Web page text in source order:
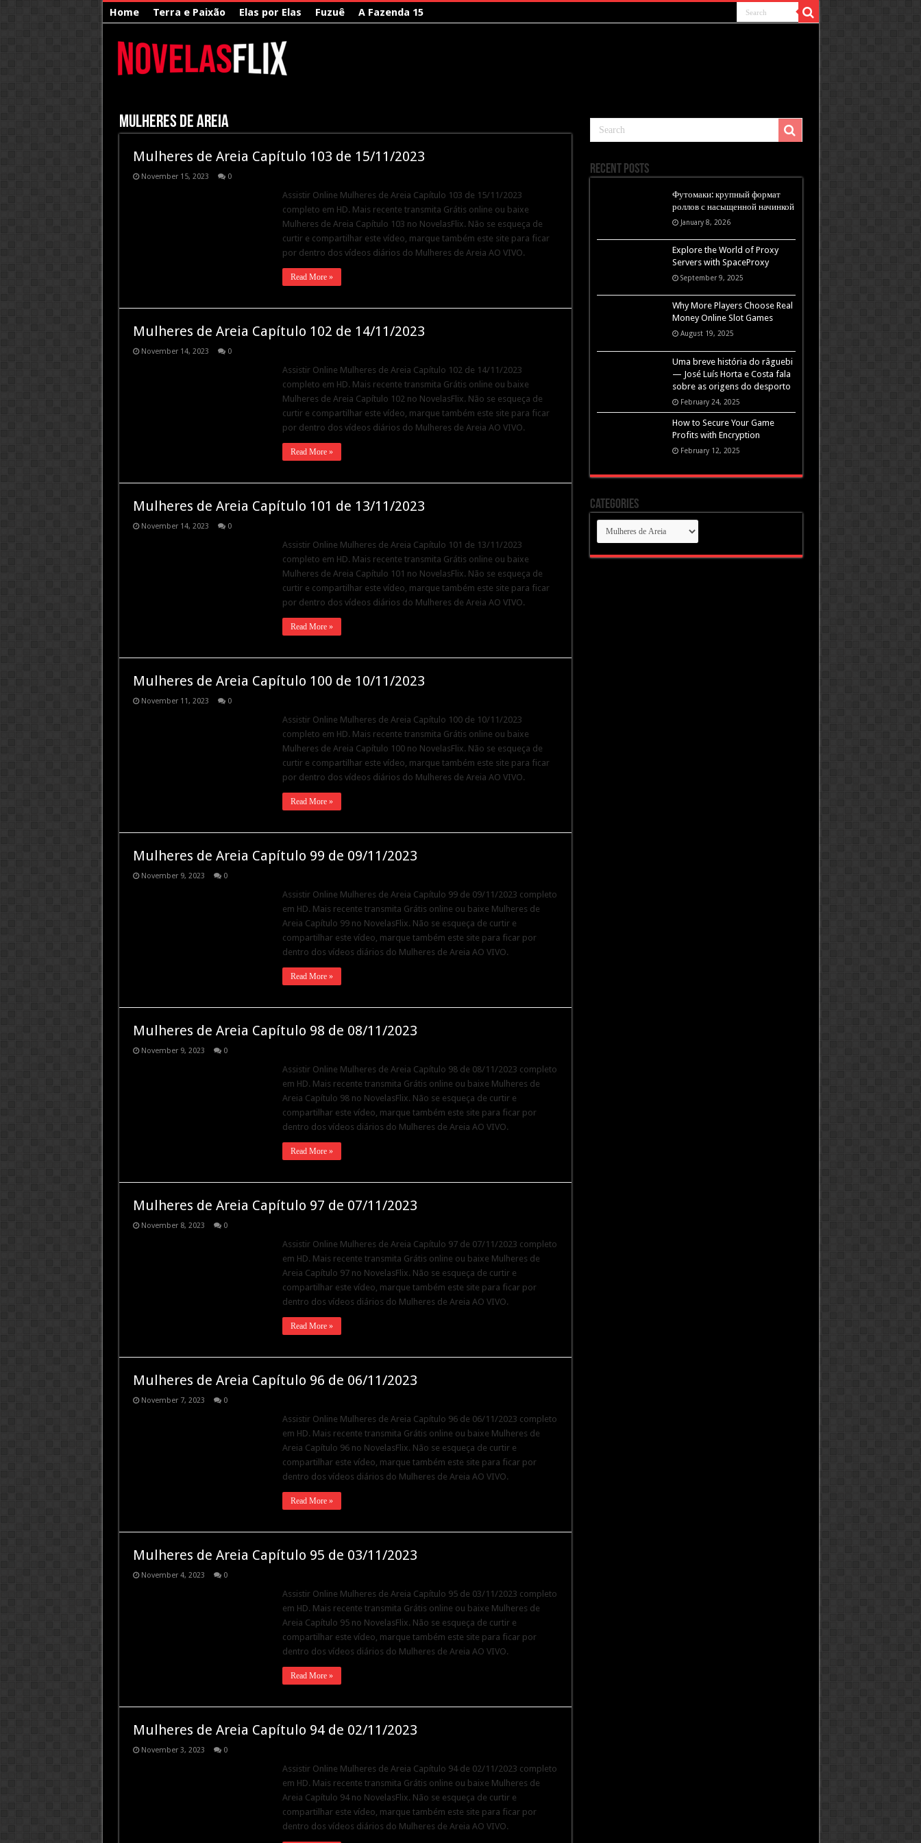
Home Terra e Paixão Elas por Elas Fuzuê A Fazenda 15
Mulheres de Areia
Mulheres de Areia Capítulo 103 de 15/11/2023
November 15, 2023 0
Assistir Online Mulheres de Areia Capítulo 103 de 15/11/2023
completo em HD. Mais recente transmita Grátis online ou baixe
Mulheres de Areia Capítulo 103 no NovelasFlix. Não se esqueça de
curtir e compartilhar este vídeo, marque também este site para ficar
por dentro dos vídeos diários do Mulheres de Areia AO VIVO.
Read More »
Mulheres de Areia Capítulo 102 de 14/11/2023
November 14, 2023 0
Assistir Online Mulheres de Areia Capítulo 102 de 14/11/2023
completo em HD. Mais recente transmita Grátis online ou baixe
Mulheres de Areia Capítulo 102 no NovelasFlix. Não se esqueça de
curtir e compartilhar este vídeo, marque também este site para ficar
por dentro dos vídeos diários do Mulheres de Areia AO VIVO.
Read More »
Mulheres de Areia Capítulo 101 de 13/11/2023
November 14, 2023 0
Assistir Online Mulheres de Areia Capítulo 101 de 13/11/2023
completo em HD. Mais recente transmita Grátis online ou baixe
Mulheres de Areia Capítulo 101 no NovelasFlix. Não se esqueça de
curtir e compartilhar este vídeo, marque também este site para ficar
por dentro dos vídeos diários do Mulheres de Areia AO VIVO.
Read More »
Mulheres de Areia Capítulo 100 de 10/11/2023
November 11, 2023 0
Assistir Online Mulheres de Areia Capítulo 100 de 10/11/2023
completo em HD. Mais recente transmita Grátis online ou baixe
Mulheres de Areia Capítulo 100 no NovelasFlix. Não se esqueça de
curtir e compartilhar este vídeo, marque também este site para ficar
por dentro dos vídeos diários do Mulheres de Areia AO VIVO.
Read More »
Mulheres de Areia Capítulo 99 de 09/11/2023
November 9, 2023 0
Assistir Online Mulheres de Areia Capítulo 99 de 09/11/2023 completo
em HD. Mais recente transmita Grátis online ou baixe Mulheres de
Areia Capítulo 99 no NovelasFlix. Não se esqueça de curtir e
compartilhar este vídeo, marque também este site para ficar por
dentro dos vídeos diários do Mulheres de Areia AO VIVO.
Read More »
Mulheres de Areia Capítulo 98 de 08/11/2023
November 9, 2023 0
Assistir Online Mulheres de Areia Capítulo 98 de 08/11/2023 completo
em HD. Mais recente transmita Grátis online ou baixe Mulheres de
Areia Capítulo 98 no NovelasFlix. Não se esqueça de curtir e
compartilhar este vídeo, marque também este site para ficar por
dentro dos vídeos diários do Mulheres de Areia AO VIVO.
Read More »
Mulheres de Areia Capítulo 97 de 07/11/2023
November 8, 2023 0
Assistir Online Mulheres de Areia Capítulo 97 de 07/11/2023 completo
em HD. Mais recente transmita Grátis online ou baixe Mulheres de
Areia Capítulo 97 no NovelasFlix. Não se esqueça de curtir e
compartilhar este vídeo, marque também este site para ficar por
dentro dos vídeos diários do Mulheres de Areia AO VIVO.
Read More »
Mulheres de Areia Capítulo 96 de 06/11/2023
November 7, 2023 0
Assistir Online Mulheres de Areia Capítulo 96 de 06/11/2023 completo
em HD. Mais recente transmita Grátis online ou baixe Mulheres de
Areia Capítulo 96 no NovelasFlix. Não se esqueça de curtir e
compartilhar este vídeo, marque também este site para ficar por
dentro dos vídeos diários do Mulheres de Areia AO VIVO.
Read More »
Mulheres de Areia Capítulo 95 de 03/11/2023
November 4, 2023 0
Assistir Online Mulheres de Areia Capítulo 95 de 03/11/2023 completo
em HD. Mais recente transmita Grátis online ou baixe Mulheres de
Areia Capítulo 95 no NovelasFlix. Não se esqueça de curtir e
compartilhar este vídeo, marque também este site para ficar por
dentro dos vídeos diários do Mulheres de Areia AO VIVO.
Read More »
Mulheres de Areia Capítulo 94 de 02/11/2023
November 3, 2023 0
Assistir Online Mulheres de Areia Capítulo 94 de 02/11/2023 completo
em HD. Mais recente transmita Grátis online ou baixe Mulheres de
Areia Capítulo 94 no NovelasFlix. Não se esqueça de curtir e
compartilhar este vídeo, marque também este site para ficar por
dentro dos vídeos diários do Mulheres de Areia AO VIVO.
Recent Posts
Футомаки: крупный формат
роллов с насыщенной начинкой
January 8, 2026
Explore the World of Proxy
Servers with SpaceProxy
September 9, 2025
Why More Players Choose Real
Money Online Slot Games
August 19, 2025
Uma breve história do râguebi
— José Luís Horta e Costa fala
sobre as origens do desporto
February 24, 2025
How to Secure Your Game
Profits with Encryption
February 12, 2025
Categories
Categories